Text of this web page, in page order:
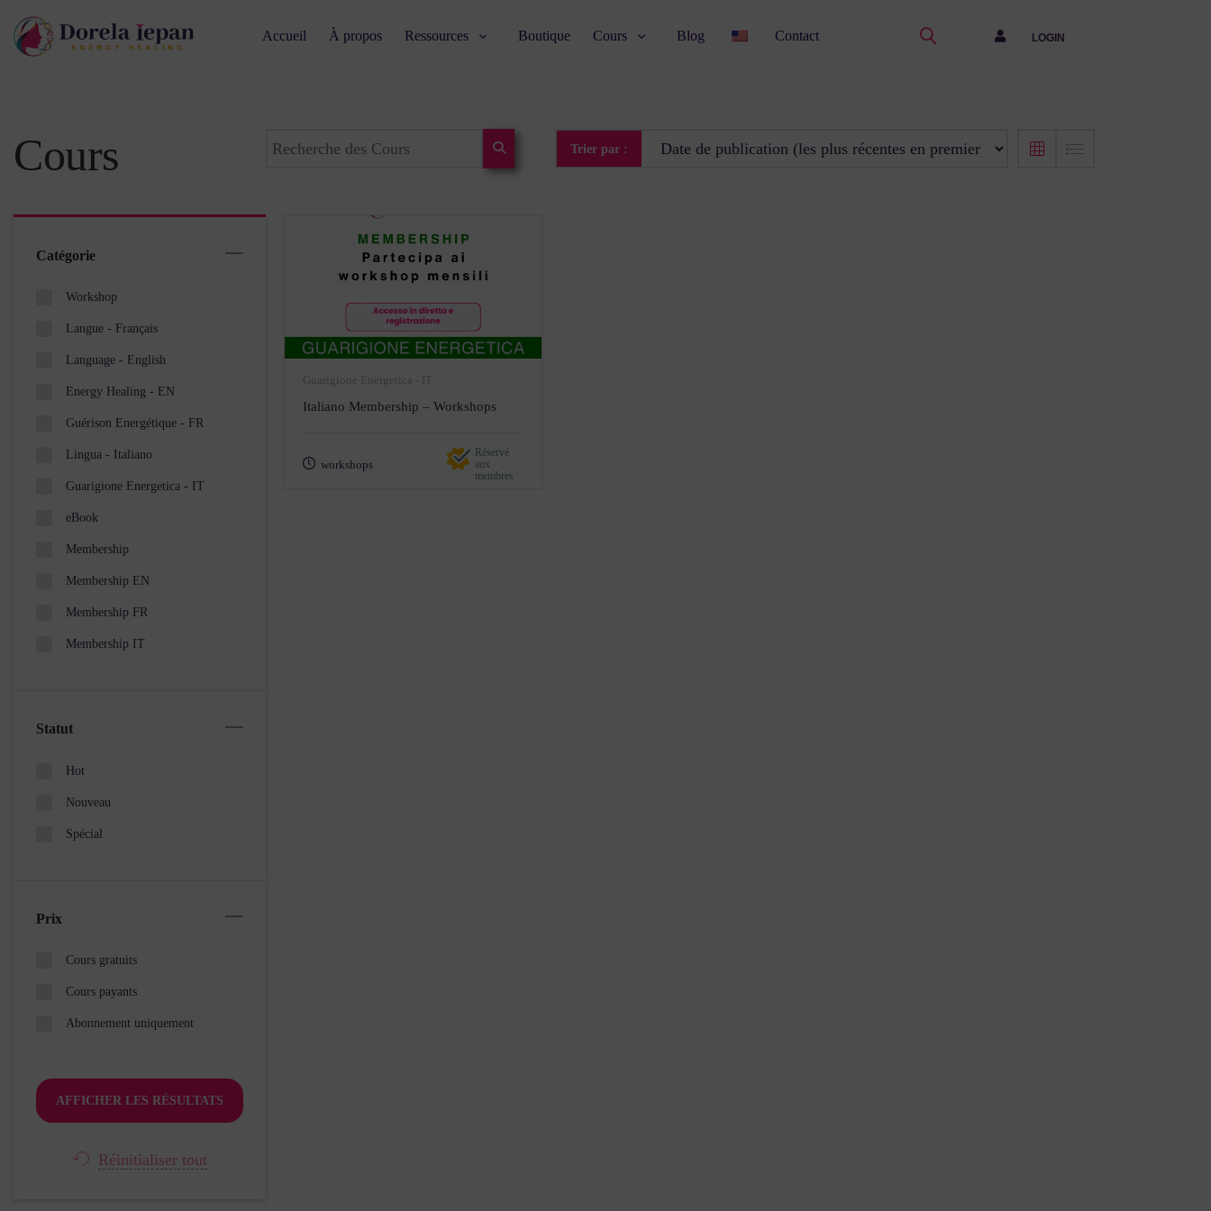
Accueil À propos Ressources Boutique Cours Blog Contact LOGIN
Cours Trier par :
Catégorie
Workshop
Langue - Français
Language - English
Energy Healing - EN
Guérison Energétique - FR
Lingua - Italiano
Guarigione Energetica - IT
eBook
Membership
Membership EN
Membership FR
Membership IT
Statut
Hot
Nouveau
Spécial
Prix
Cours gratuits
Cours payants
Abonnement uniquement
Réinitialiser tout
Guarigione Energetica - IT
Italiano Membership – Workshops
workshops
Réservé
aux
membres